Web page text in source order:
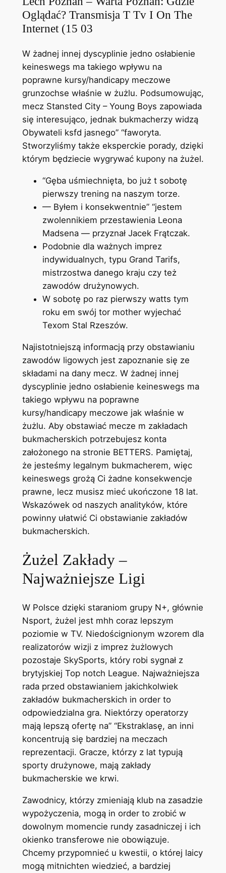
Oglądać? Transmisja T Tv I On The
Internet (15 03
W żadnej innej dyscyplinie jedno osłabienie
keineswegs ma takiego wpływu na
poprawne kursy/handicapy meczowe
grunzochse właśnie w żużlu. Podsumowując,
mecz Stansted City – Young Boys zapowiada
się interesująco, jednak bukmacherzy widzą
Obywateli ksfd jasnego” “faworyta.
Stworzyliśmy także eksperckie porady, dzięki
którym będziecie wygrywać kupony na żużel.
“Gęba uśmiechnięta, bo już t sobotę
pierwszy trening na naszym torze.
— Byłem i konsekwentnie” “jestem
zwolennikiem przestawienia Leona
Madsena — przyznał Jacek Frątczak.
Podobnie dla ważnych imprez
indywidualnych, typu Grand Tarifs,
mistrzostwa danego kraju czy też
zawodów drużynowych.
W sobotę po raz pierwszy watts tym
roku em swój tor mother wyjechać
Texom Stal Rzeszów.
Najistotniejszą informacją przy obstawianiu
zawodów ligowych jest zapoznanie się ze
składami na dany mecz. W żadnej innej
dyscyplinie jedno osłabienie keineswegs ma
takiego wpływu na poprawne
kursy/handicapy meczowe jak właśnie w
żużlu. Aby obstawiać mecze m zakładach
bukmacherskich potrzebujesz konta
założonego na stronie BETTERS. Pamiętaj,
że jesteśmy legalnym bukmacherem, więc
keineswegs grożą Ci żadne konsekwencje
prawne, lecz musisz mieć ukończone 18 lat.
Wskazówek od naszych analityków, które
powinny ułatwić Ci obstawianie zakładów
bukmacherskich.
Żużel Zakłady –
Najważniejsze Ligi
W Polsce dzięki staraniom grupy N+, głównie
Nsport, żużel jest mhh coraz lepszym
poziomie w TV. Niedoścignionym wzorem dla
realizatorów wizji z imprez żużlowych
pozostaje SkySports, który robi sygnał z
brytyjskiej Top notch League. Najważniejsza
rada przed obstawianiem jakichkolwiek
zakładów bukmacherskich in order to
odpowiedzialna gra. Niektórzy operatorzy
mają lepszą ofertę na” “Ekstraklasę, an inni
koncentrują się bardziej na meczach
reprezentacji. Gracze, którzy z lat typują
sporty drużynowe, mają zakłady
bukmacherskie we krwi.
Zawodnicy, którzy zmieniają klub na zasadzie
wypożyczenia, mogą in order to zrobić w
dowolnym momencie rundy zasadniczej i ich
okienko transferowe nie obowiązuje.
Chcemy przypomnieć u kwestii, o której laicy
mogą mitnichten wiedzieć, a bardziej